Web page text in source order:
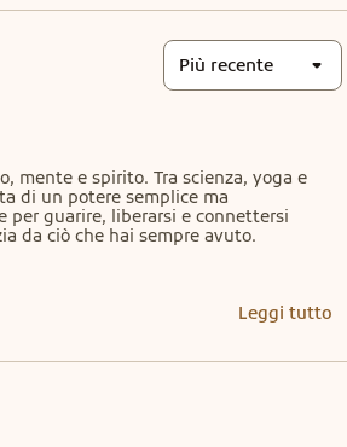
Più recente
mente e spirito. Tra scienza, yoga e
di un potere semplice ma
per guarire, liberarsi e connettersi
da ciò che hai sempre avuto.
Leggi tutto